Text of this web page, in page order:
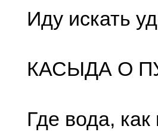
Иду искать
КАСЫДА О
Где вода,